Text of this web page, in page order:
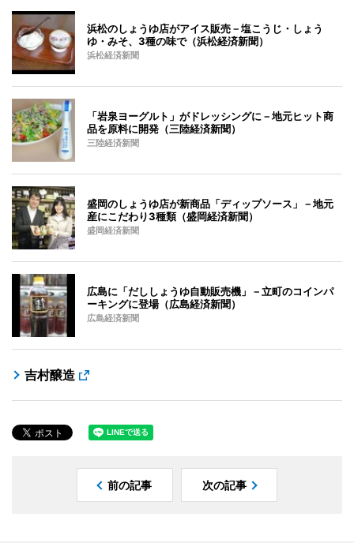
浜松のしょうゆ店がアイス販売－塩こうじ・しょう
ゆ・みそ、3種の味で（浜松経済新聞）
浜松経済新聞
「岩泉ヨーグルト」がドレッシングに－地元ヒット商
品を原料に開発（三陸経済新聞）
三陸経済新聞
盛岡のしょうゆ店が新商品「ディップソース」－地元
産にこだわり3種類（盛岡経済新聞）
盛岡経済新聞
広島に「だししょうゆ自動販売機」－立町のコインパ
ーキングに登場（広島経済新聞）
広島経済新聞
吉村醸造
前の記事 次の記事